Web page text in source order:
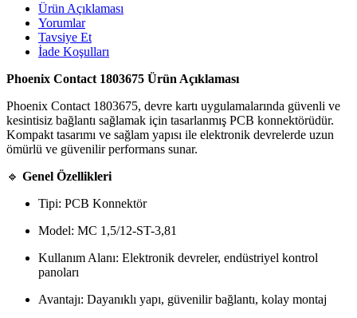
Ürün Açıklaması
Yorumlar
Tavsiye Et
İade Koşulları
Phoenix Contact 1803675 Ürün Açıklaması
Phoenix Contact 1803675, devre kartı uygulamalarında güvenli ve
kesintisiz bağlantı sağlamak için tasarlanmış PCB konnektörüdür.
Kompakt tasarımı ve sağlam yapısı ile elektronik devrelerde uzun
ömürlü ve güvenilir performans sunar.
🔹 Genel Özellikleri
Tipi: PCB Konnektör
Model: MC 1,5/12-ST-3,81
Kullanım Alanı: Elektronik devreler, endüstriyel kontrol
panoları
Avantajı: Dayanıklı yapı, güvenilir bağlantı, kolay montaj